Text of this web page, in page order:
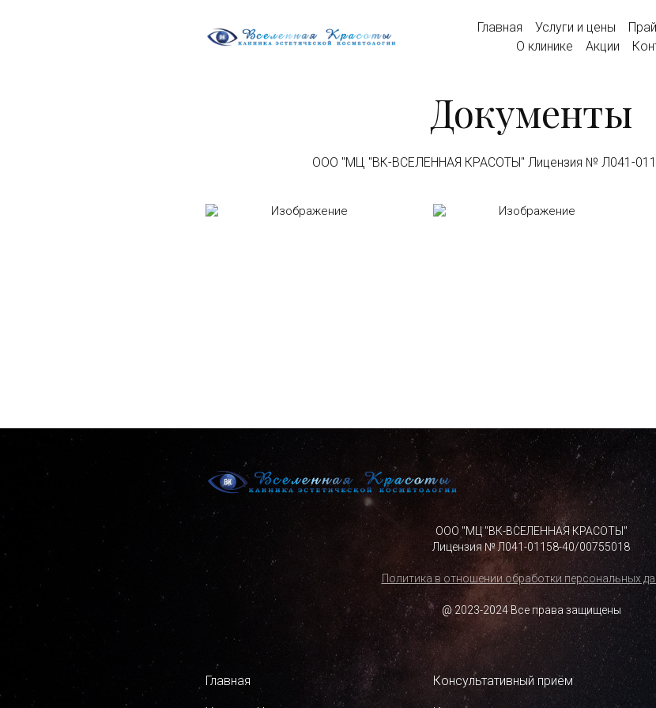
Главная Услуги и цены
О клинике
Акции
Документы
ООО "МЦ "ВК-ВСЕЛЕННАЯ КРАСОТЫ" Лицензия № Л041-
ООО "МЦ "ВК-ВСЕЛЕННАЯ КРАСОТЫ"
Лицензия № Л041-01158-40/00755018
Политика в отношении обработки персональных
@ 2023-2024 Все права защищены
Главная Консультативный приём